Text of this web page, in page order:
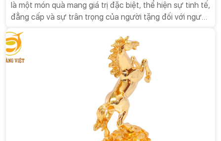
là một món quà mang giá trị đặc biệt, thể hiện sự tinh tế,
đẳng cấp và sự trân trọng của người tặng đối với người
thành một phần không thể thiếu trong các mối quan hệ,
từ công việc đến đời sống cá nhân. Quà tặng không chỉ
là một hành động tri ân, mà còn là một phương thức
giao tiếp tinh tế, một công cụ để xây dựng và củng cố
các mối quan hệ. Trong số đó, quà tặng cao cấp đóng
một vai trò đặc biệt quan trọng. Nó không chỉ đơn thuần
là một món quà đắt tiền, mà còn là biểu tượng của sự
trân trọng, đẳng cấp và sự chu đáo. Một món quà cao
cấp, được lựa chọn kỹ lưỡng và trao đi đúng cách, có